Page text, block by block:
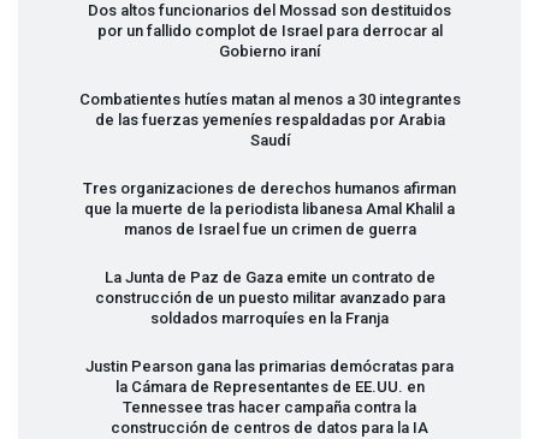
Dos altos funcionarios del Mossad son destituidos
por un fallido complot de Israel para derrocar al
Gobierno iraní
Combatientes hutíes matan al menos a 30 integrantes
de las fuerzas yemeníes respaldadas por Arabia
Saudí
Tres organizaciones de derechos humanos afirman
que la muerte de la periodista libanesa Amal Khalil a
manos de Israel fue un crimen de guerra
La Junta de Paz de Gaza emite un contrato de
construcción de un puesto militar avanzado para
soldados marroquíes en la Franja
Justin Pearson gana las primarias demócratas para
la Cámara de Representantes de EE.UU. en
Tennessee tras hacer campaña contra la
construcción de centros de datos para la IA